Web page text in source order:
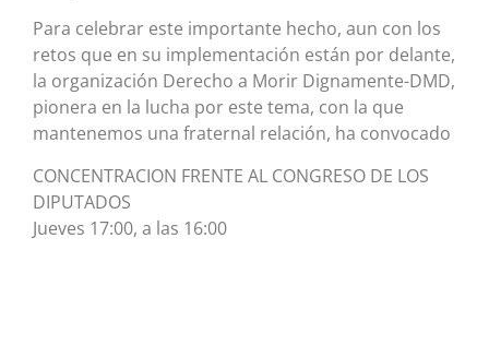
Para celebrar este importante hecho, aun con los
retos que en su implementación están por delante,
la organización Derecho a Morir Dignamente-DMD,
pionera en la lucha por este tema, con la que
mantenemos una fraternal relación, ha convocado
CONCENTRACION FRENTE AL CONGRESO DE LOS
DIPUTADOS
Jueves 17:00, a las 16:00